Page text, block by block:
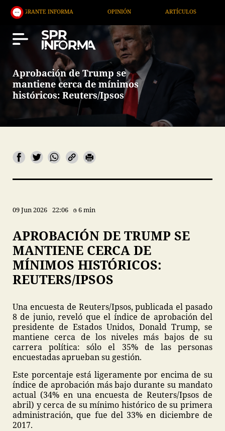
INFORMA ARTÍCULOS
Aprobación de Trump se
mantiene cerca de mínimos
históricos: Reuters/Ipsos
09 Jun 2026 22:06 6 min
APROBACIÓN DE TRUMP SE
MANTIENE CERCA DE
MÍNIMOS HISTÓRICOS:
REUTERS/IPSOS
Una encuesta de Reuters/Ipsos, publicada el pasado
8 de junio, reveló que el índice de aprobación del
presidente de Estados Unidos, Donald Trump, se
mantiene cerca de los niveles más bajos de su
carrera política: sólo el 35% de las personas
encuestadas aprueban su gestión.
Este porcentaje está ligeramente por encima de su
índice de aprobación más bajo durante su mandato
actual (34% en una encuesta de Reuters/Ipsos de
abril) y cerca de su mínimo histórico de su primera
administración, que fue del 33% en diciembre de
2017.